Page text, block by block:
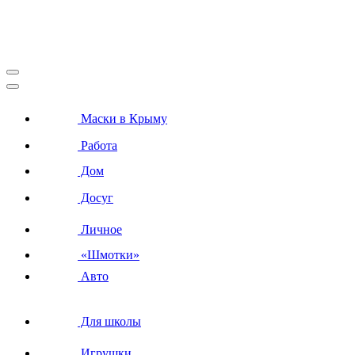
Маски в Крыму
Работа
Дом
Досуг
Личное
«Шмотки»
Авто
Для школы